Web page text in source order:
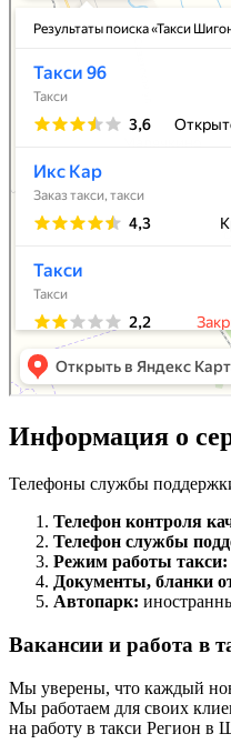
Информация о
Телефоны службы
Телефон контроля
Телефон службы
Режим работы такси:
Документы, бланки
Автопарк:
Вакансии и работа в
Мы уверены, что каждый
Мы работаем для своих
на работу в такси Регион в